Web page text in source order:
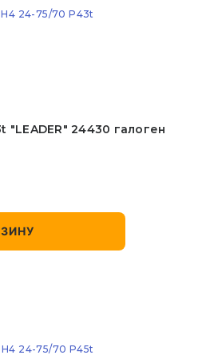
24430 галоген